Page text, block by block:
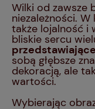
Wilki od zawsze
niezależności.
także lojalność i
bliskie sercu
sobą głębsze
dekoracją, ale
wartości.
Wybierając